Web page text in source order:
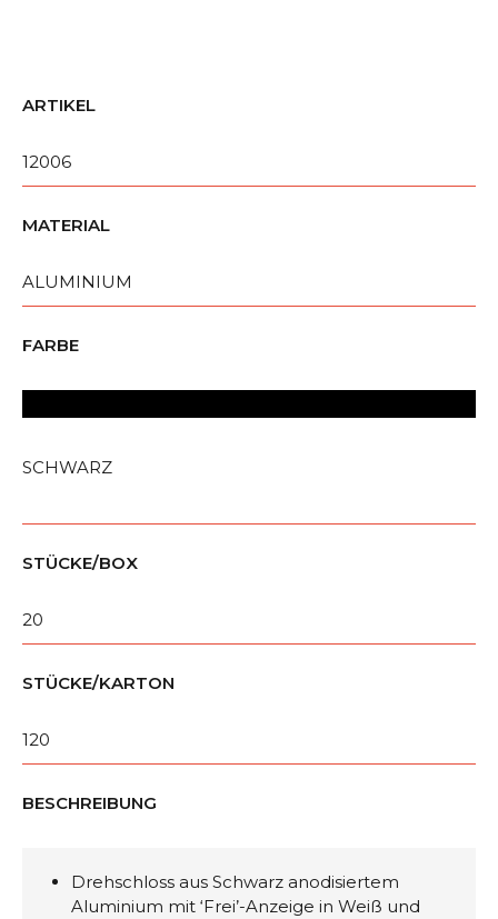
ARTIKEL
12006
MATERIAL
ALUMINIUM
FARBE
SCHWARZ
STÜCKE/BOX
20
STÜCKE/KARTON
120
BESCHREIBUNG
Drehschloss aus Schwarz anodisiertem
Aluminium mit ‘Frei’-Anzeige in Weiß und